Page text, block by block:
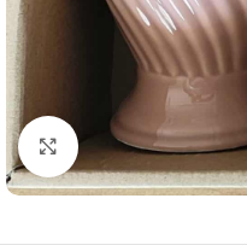
Κλικ για μεγέθυνση